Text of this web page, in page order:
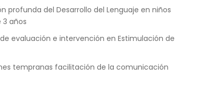
profunda del Desarrollo del Lenguaje en niños
años
evaluación e intervención en Estimulación de
tempranas facilitación de la comunicación